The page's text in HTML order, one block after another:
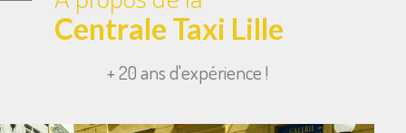
Centrale Taxi Lille
+ 20 ans d'expérience !